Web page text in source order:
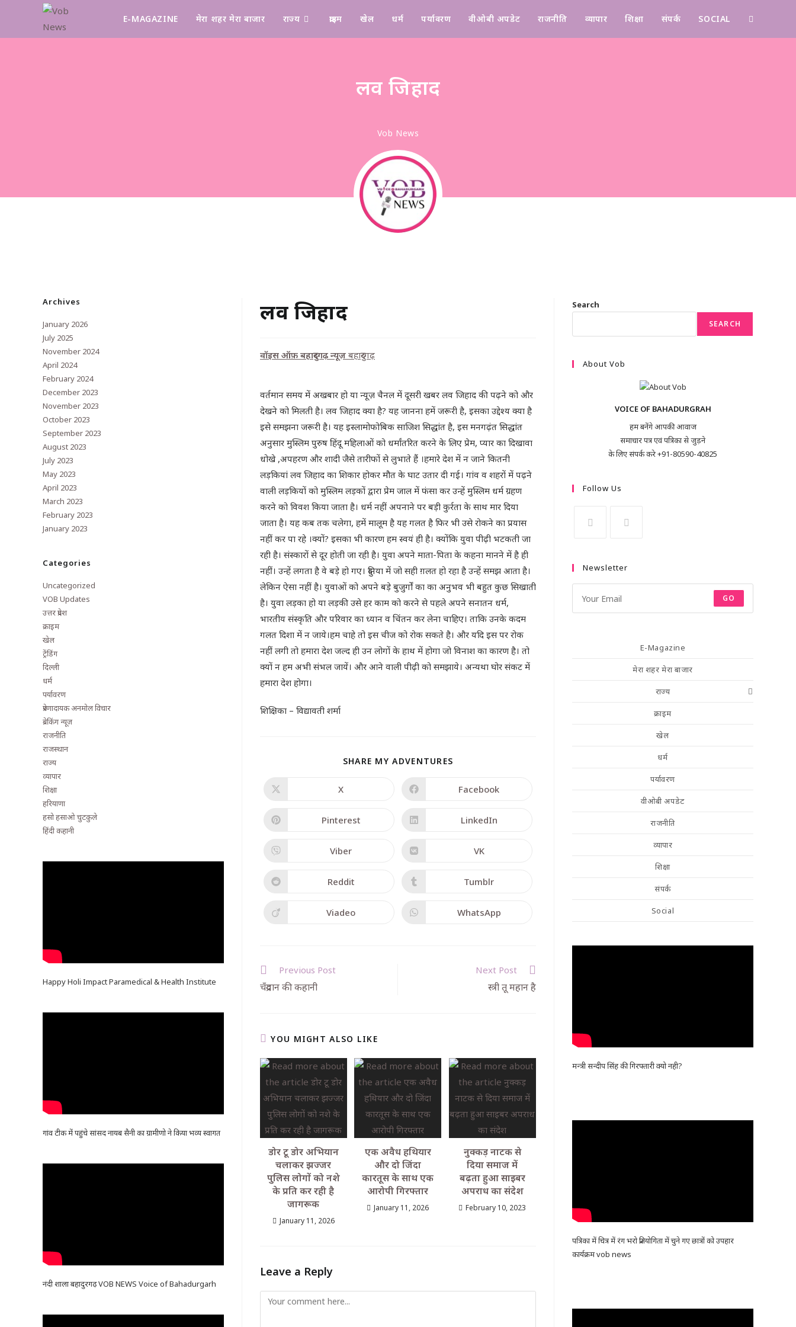
E-MAGAZINE मेरा शहर मेरा बाजार राज्य क्राइम खेल धर्म पर्यावरण वीओबी अपडेट राजनीति व्यापार शिक्षा संपर्क SOCIAL
लव जिहाद
Vob News
लव जिहाद
वॉइस ऑफ़ बहादुरगढ़ न्यूज़ बहादुरगढ़
वर्तमान समय में अखबार हो या न्यूज़ चैनल में दूसरी खबर लव जिहाद की पढ़ने को और
देखने को मिलती है। लव जिहाद क्या है? यह जानना हमें जरूरी है, इसका उद्देश्य क्या है
इसे समझना जरूरी है। यह इस्लामोफोबिक साजिश सिद्धांत है, इस मनगढ़ंत सिद्धांत
अनुसार मुस्लिम पुरुष हिंदू महिलाओं को धर्मांतरित करने के लिए प्रेम, प्यार का दिखावा
धोखे ,अपहरण और शादी जैसे तारीफों से लुभाते हैं ।हमारे देश में न जाने कितनी
लड़कियां लव जिहाद का शिकार होकर मौत के घाट उतार दी गई। गांव व शहरों में पढ़ने
वाली लड़कियों को मुस्लिम लड़कों द्वारा प्रेम जाल में फंसा कर उन्हें मुस्लिम धर्म ग्रहण
करने को विवश किया जाता है। धर्म नहीं अपनाने पर बड़ी कुर्रता के साथ मार दिया
जाता है। यह कब तक चलेगा, हमें मालूम है यह गलत है फिर भी उसे रोकने का प्रयास
नहीं कर पा रहे ।क्यों? इसका भी कारण हम स्वयं ही है। क्योंकि युवा पीढ़ी भटकती जा
रही है। संस्कारों से दूर होती जा रही है। युवा अपने माता-पिता के कहना मानने में है ही
नहीं। उन्हें लगता है वे बड़े हो गए। दुनिया में जो सही ग़लत हो रहा है उन्हें समझ आता है।
लेकिन ऐसा नहीं है। युवाओं को अपने बड़े बुजुर्गों का का अनुभव भी बहुत कुछ सिखाती
है। युवा लड़का हो या लड़की उसे हर काम को करने से पहले अपने सनातन धर्म,
भारतीय संस्कृति और परिवार का ध्यान व चिंतन कर लेना चाहिए। ताकि उनके कदम
गलत दिशा में न जाये।हम चाहे तो इस चीज को रोक सकते है। और यदि इस पर रोक
नहीं लगी तो हमारा देश जल्द ही उन लोगों के हाथ में होगा जो विनाश का कारण है। तो
क्यों न हम अभी संभल जायें। और आने वाली पीढ़ी को समझाये। अन्यथा घोर संकट में
हमारा देश होगा।
शिक्षिका – विद्यावती शर्मा
SHARE MY ADVENTURES
X Facebook
Pinterest LinkedIn
Viber VK
Reddit Tumblr
Viadeo WhatsApp
Previous Post
चँद्रयान की कहानी
Next Post
स्त्री तू महान है
YOU MIGHT ALSO LIKE
डोर टू डोर अभियान
चलाकर झज्जर
पुलिस लोगों को नशे
के प्रति कर रही है
जागरूक
January 11, 2026
एक अवैध हथियार
और दो जिंदा
कारतूस के साथ एक
आरोपी गिरफ्तार
January 11, 2026
नुक्कड़ नाटक से
दिया समाज में
बढ़ता हुआ साइबर
अपराध का संदेश
February 10, 2023
Leave a Reply
Archives
January 2026
July 2025
November 2024
April 2024
February 2024
December 2023
November 2023
October 2023
September 2023
August 2023
July 2023
May 2023
April 2023
March 2023
February 2023
January 2023
Categories
Uncategorized
VOB Updates
उत्तर प्रदेश
क्राइम
खेल
ट्रेंडिंग
दिल्ली
धर्म
पर्यावरण
प्रेरणादायक अनमोल विचार
ब्रेकिंग न्यूज़
राजनीति
राजस्थान
राज्य
व्यापार
शिक्षा
हरियाणा
हसो हसाओ चुटकुले
हिंदी कहानी
Happy Holi Impact Paramedical & Health Institute
गांव टीक में पहुंचे सांसद नायब सैनी का ग्रामीणो ने किया भव्य स्वागत
नंदी शाला बहादुरगढ़ VOB NEWS Voice of Bahadurgarh
Search
SEARCH
About Vob
VOICE OF BAHADURGRAH
हम बनेंगे आपकी आवाज
समाचार पत्र एवं पत्रिका से जुड़ने
के लिए संपर्क करे +91-80590-40825
Follow Us
Newsletter
GO
E-Magazine
मेरा शहर मेरा बाजार
राज्य
क्राइम
खेल
धर्म
पर्यावरण
वीओबी अपडेट
राजनीति
व्यापार
शिक्षा
संपर्क
Social
मन्त्री सन्दीप सिंह की गिरफ्तारी क्यो नही?
पत्रिका में चित्र में रंग भरो प्रतियोगिता में चुने गए छात्रों को उपहार
कार्यक्रम vob news
Design & Manage By Digital Drolia Contact